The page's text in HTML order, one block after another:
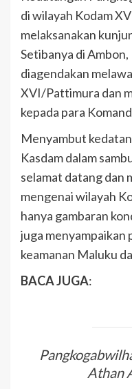
di wilayah Kodam
melaksanakan
Setibanya di
diagendakan
XVI/Pattimura dan
kepada para
Menyambut
Kasdam dalam
selamat datang dan
mengenai wilayah
hanya gambaran
juga menyampaikan
keamanan Maluku
BACA JUGA:
Athan